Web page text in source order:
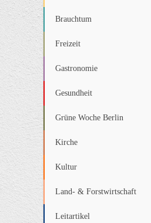
Brauchtum
Freizeit
Gastronomie
Gesundheit
Grüne Woche Berlin
Kirche
Kultur
Land- & Forstwirtschaft
Leitartikel